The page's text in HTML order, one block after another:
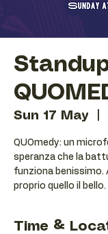
Sun 17 May
QUOmedy: un
speranza che la
funziona benissimo.
proprio quello il bello.
Time &